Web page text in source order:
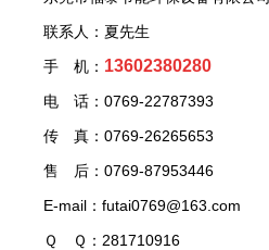
联系人：夏先生
手 机： 13602380280
电 话：0769-22787393
传 真：0769-26265653
售 后：0769-87953446
E-mail：futai0769@163.com
Ｑ Ｑ：281710916